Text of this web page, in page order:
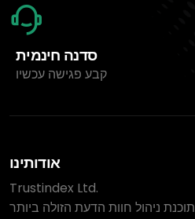
סדנה חינמית
קבע פגישה עכשיו
אודותינו
Trustindex Ltd.
תוכנת ניהול חוות הדעת הזולה ביותר